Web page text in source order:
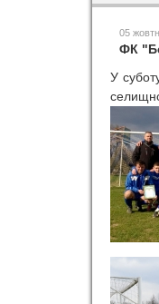
05
ФК
У